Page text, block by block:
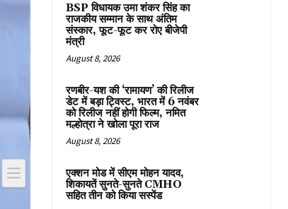
BSP विधायक उमा शंकर सिंह का
राजकीय सम्मान के साथ अंतिम
संस्कार, फूट-फूट कर रोए बीजेपी
मंत्री
August 8, 2026
रणबीर-यश की ‘रामायण’ की रिलीज
डेट में बड़ा ट्विस्ट, भारत में 6 नवंबर
को रिलीज नहीं होगी फिल्म, नमित
मल्होत्रा ने खोला पूरा राज
August 8, 2026
एक्शन मोड में सीएम मोहन यादव,
शिकायतें सुनते-सुनते CMHO
सहित तीन को किया सस्पेंड